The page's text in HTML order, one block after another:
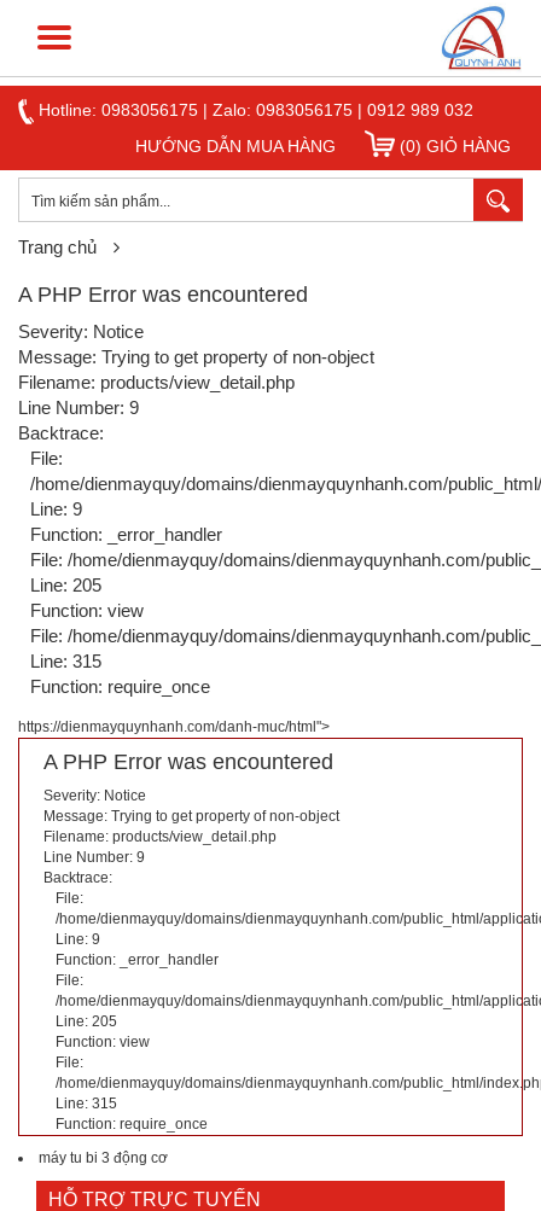
Hotline: 0983056175 | Zalo: 0983056175 | 0912 989 032
HƯỚNG DẪN MUA HÀNG
(0) GIỎ HÀNG
Trang chủ
A PHP Error was encountered
Severity: Notice
Message: Trying to get property of non-object
Filename: products/view_detail.php
Line Number: 9
Backtrace:
File:
/home/dienmayquy/domains/dienmayquynhanh.com/
Line: 9
Function: _error_handler
File: /home/dienmayquy/domains/dienmayquynhanh.com/
Line: 205
Function: view
File: /home/dienmayquy/domains/dienmayquynhanh.com/
Line: 315
Function: require_once
https://dienmayquynhanh.com/danh-muc/html">
A PHP Error was encountered
Severity: Notice
Message: Trying to get property of non-object
Filename: products/view_detail.php
Line Number: 9
Backtrace:
File:
/home/dienmayquy/domains/dienmayquynhanh.com/public_html/
Line: 9
Function: _error_handler
File:
/home/dienmayquy/domains/dienmayquynhanh.com/public_html/
Line: 205
Function: view
File:
/home/dienmayquy/domains/dienmayquynhanh.com/public_html/
Line: 315
Function: require_once
máy tu bi 3 động cơ
HỖ TRỢ TRỰC TUYẾN